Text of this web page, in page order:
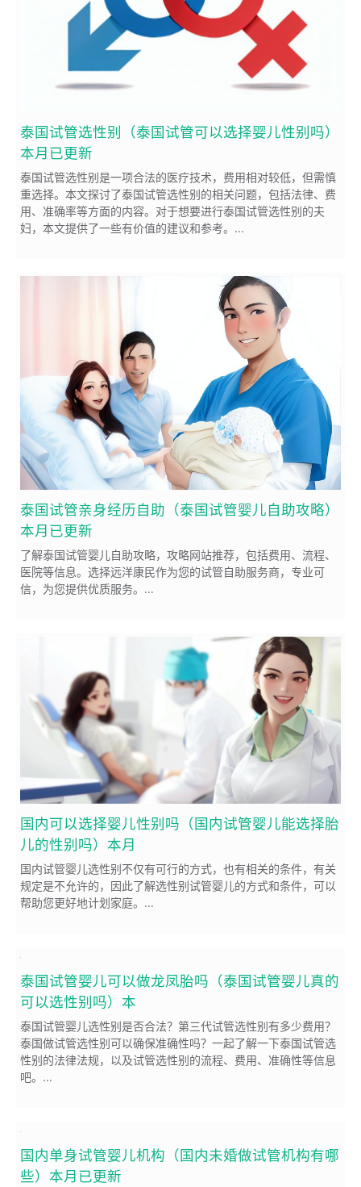
泰国试管选性别（泰国试管可以选择婴儿性别吗）
本月已更新
泰国试管选性别是一项合法的医疗技术，费用相对较低，但需慎
重选择。本文探讨了泰国试管选性别的相关问题，包括法律、费
用、准确率等方面的内容。对于想要进行泰国试管选性别的夫
妇，本文提供了一些有价值的建议和参考。...
泰国试管亲身经历自助（泰国试管婴儿自助攻略）
本月已更新
了解泰国试管婴儿自助攻略，攻略网站推荐，包括费用、流程、
医院等信息。选择远洋康民作为您的试管自助服务商，专业可
信，为您提供优质服务。...
国内可以选择婴儿性别吗（国内试管婴儿能选择胎
儿的性别吗）本月
国内试管婴儿选性别不仅有可行的方式，也有相关的条件，有关
规定是不允许的，因此了解选性别试管婴儿的方式和条件，可以
帮助您更好地计划家庭。...
泰国试管婴儿可以做龙凤胎吗（泰国试管婴儿真的
可以选性别吗）本
泰国试管婴儿选性别是否合法？第三代试管选性别有多少费用？
泰国做试管选性别可以确保准确性吗？一起了解一下泰国试管选
性别的法律法规，以及试管选性别的流程、费用、准确性等信息
吧。...
国内单身试管婴儿机构（国内未婚做试管机构有哪
些）本月已更新